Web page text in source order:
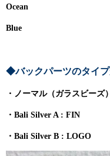
Ocean
Blue
◆バックパーツのタイプ
・ノーマル（ガラスビーズ）
・Bali Silver A : FIN
・Bali Silver B : LOGO